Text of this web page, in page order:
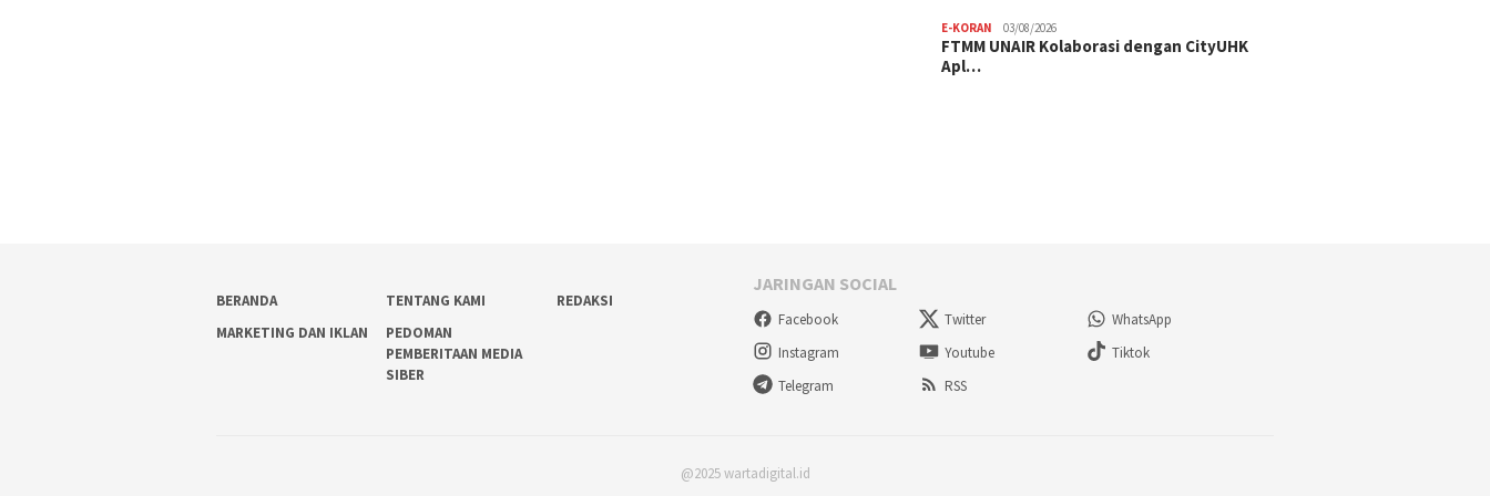
E-KORAN 03/08/2026
FTMM UNAIR Kolaborasi dengan CityUHK
Apl…
BERANDA TENTANG KAMI
REDAKSI
MARKETING DAN IKLAN
PEDOMAN
PEMBERITAAN MEDIA
SIBER
JARINGAN SOCIAL
Facebook Twitter
WhatsApp
Instagram
Youtube
Tiktok
Telegram
RSS
@2025 wartadigital.id